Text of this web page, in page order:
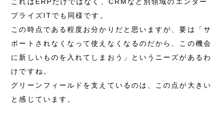
プライズITでも同様です。
この時点である程度お分かりだと思いますが、要は「サ
ポートされなくなって使えなくなるのだから、この機会
に新しいものを入れてしまおう」というニーズがあるわ
けですね。
グリーンフィールドを支えているのは、この点が大きい
と感じています。